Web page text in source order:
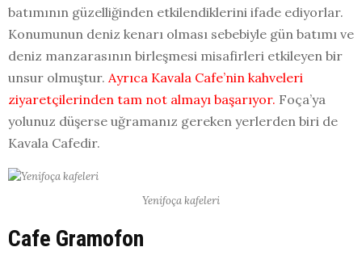
batımının güzelliğinden etkilendiklerini ifade ediyorlar.
Konumunun deniz kenarı olması sebebiyle gün batımı ve
deniz manzarasının birleşmesi misafirleri etkileyen bir
unsur olmuştur. Ayrıca Kavala Cafe’nin kahveleri
ziyaretçilerinden tam not almayı başarıyor. Foça’ya
yolunuz düşerse uğramanız gereken yerlerden biri de
Kavala Cafedir.
Yenifoça kafeleri
Cafe Gramofon